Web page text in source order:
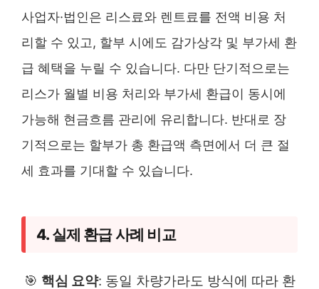
사업자·법인은 리스료와 렌트료를 전액 비용 처
리할 수 있고, 할부 시에도 감가상각 및 부가세 환
급 혜택을 누릴 수 있습니다. 다만 단기적으로는
리스가 월별 비용 처리와 부가세 환급이 동시에
가능해 현금흐름 관리에 유리합니다. 반대로 장
기적으로는 할부가 총 환급액 측면에서 더 큰 절
세 효과를 기대할 수 있습니다.
4. 실제 환급 사례 비교
🎯 핵심 요약: 동일 차량가라도 방식에 따라 환